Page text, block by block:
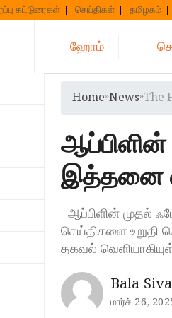
கட்டுரைகள் செய்திகள் தமிழகம்
ஹோம்
Home»News»The
இத்தனை
ஆப்பிளின் முதல்
செய்திகளை
தகவல்
Bala Siva
மார்ச் 26,